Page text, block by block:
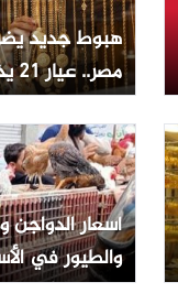
هبوط جديد
مصر.. عيار 21 يخسر 100 جنيه
أسعار
والطيور في